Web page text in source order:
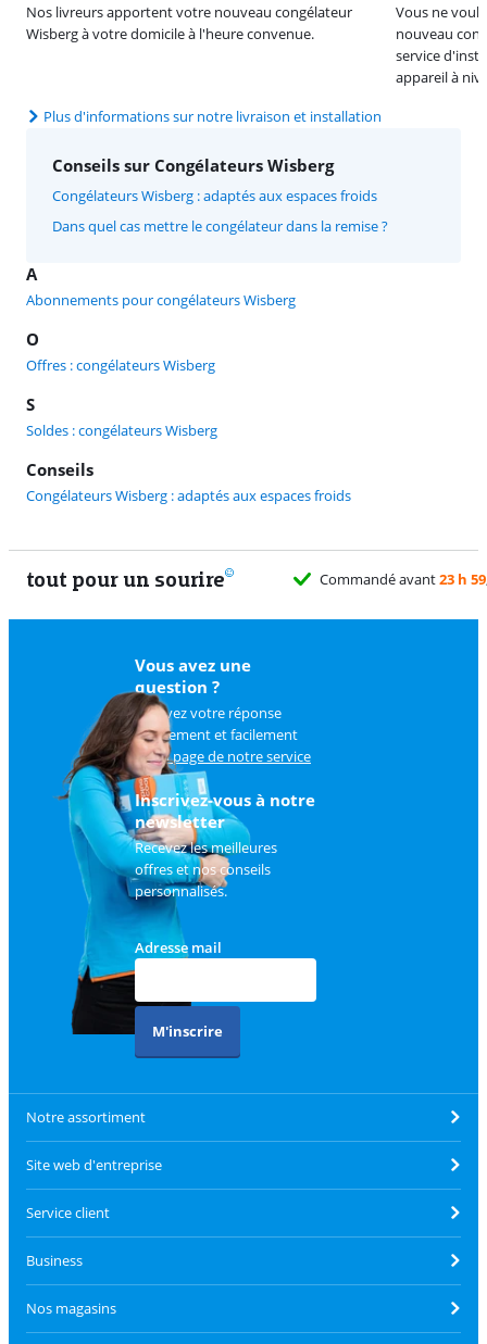
Nos livreurs apportent votre nouveau congélateur
Wisberg à votre domicile à l'heure convenue.
Vous ne
nouveau
service
appareil à
Plus d'informations sur notre livraison et installation
Conseils sur Congélateurs Wisberg
Congélateurs Wisberg : adaptés aux espaces froids
Dans quel cas mettre le congélateur dans la remise ?
A
Abonnements pour congélateurs Wisberg
O
Offres : congélateurs Wisberg
S
Soldes : congélateurs Wisberg
Conseils
Congélateurs Wisberg : adaptés aux espaces froids
tout pour un sourire
Vous avez une
question ?
Trouvez votre réponse
rapidement et facilement
surla page de notre service
client.
Inscrivez-vous à notre
newsletter
Recevez les meilleures
offres et nos conseils
personnalisés.
Adresse mail
M'inscrire
Notre assortiment
Site web d'entreprise
Service client
Business
Nos magasins